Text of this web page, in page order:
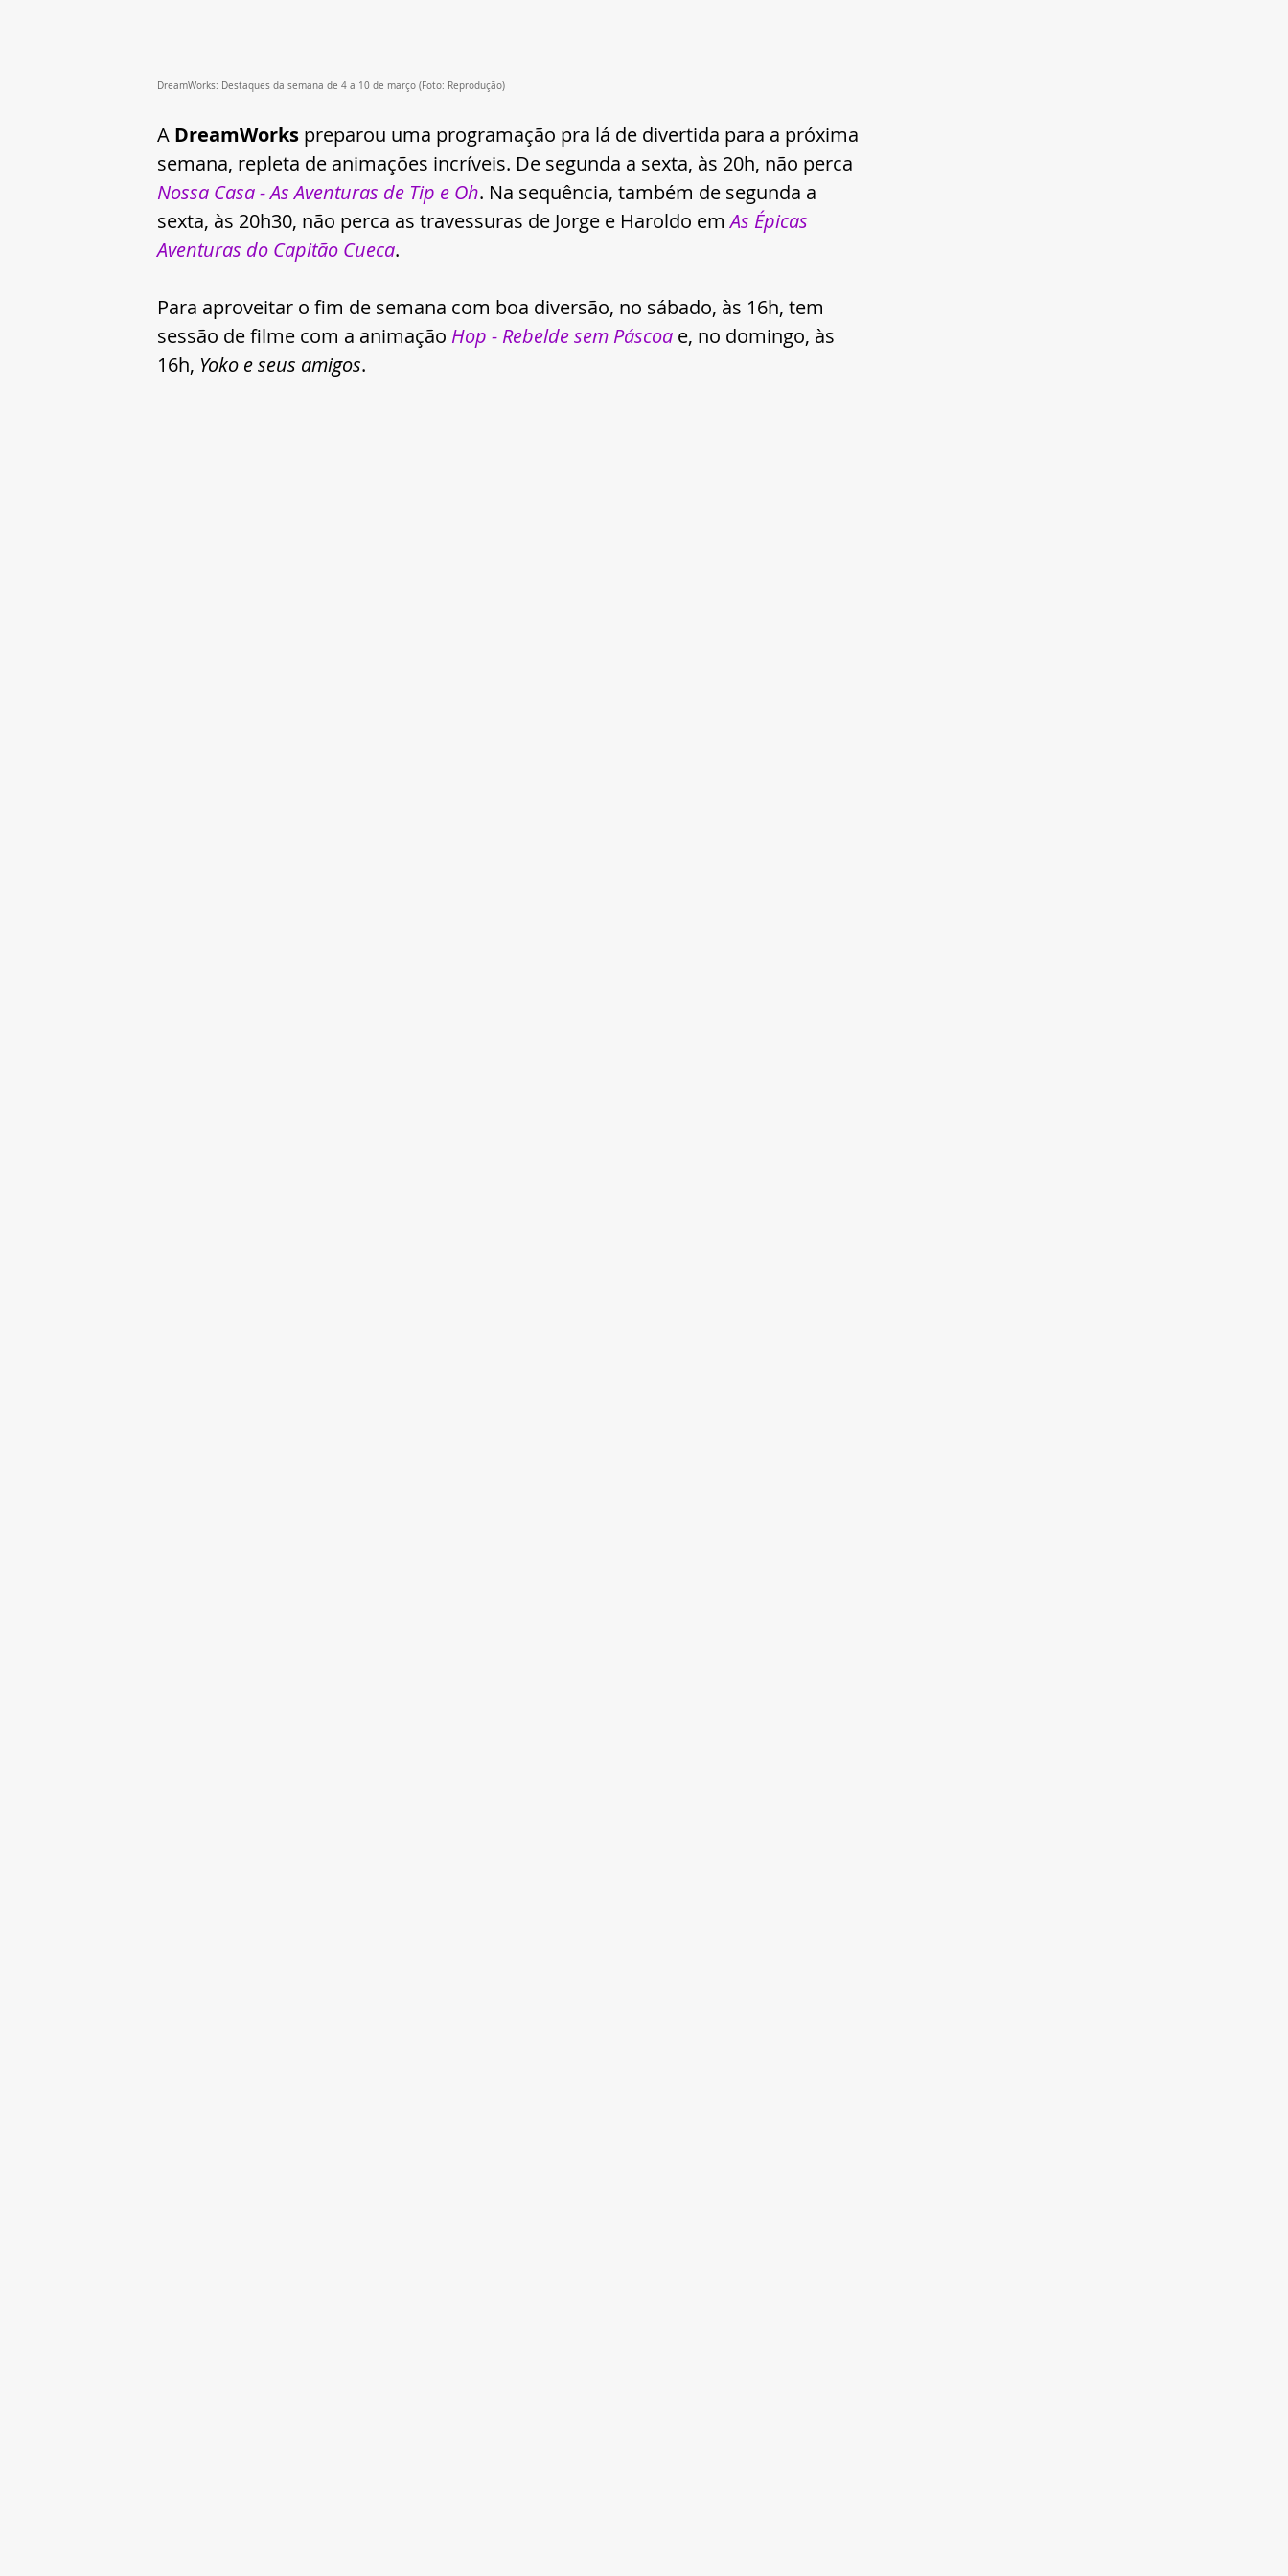
DreamWorks: Destaques da semana de 4 a 10 de março (Foto: Reprodução)
A DreamWorks preparou uma programação pra lá de divertida para a próxima
semana, repleta de animações incríveis. De segunda a sexta, às 20h, não perca
Nossa Casa - As Aventuras de Tip e Oh. Na sequência, também de segunda a
sexta, às 20h30, não perca as travessuras de Jorge e Haroldo em As Épicas
Aventuras do Capitão Cueca.
Para aproveitar o fim de semana com boa diversão, no sábado, às 16h, tem
sessão de filme com a animação Hop - Rebelde sem Páscoa e, no domingo, às
16h, Yoko e seus amigos.